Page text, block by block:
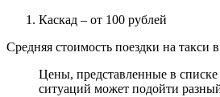
Каскад – от 100 рублей
Средняя стоимость поездки на такси
Цены, представленные в
ситуаций может подойти